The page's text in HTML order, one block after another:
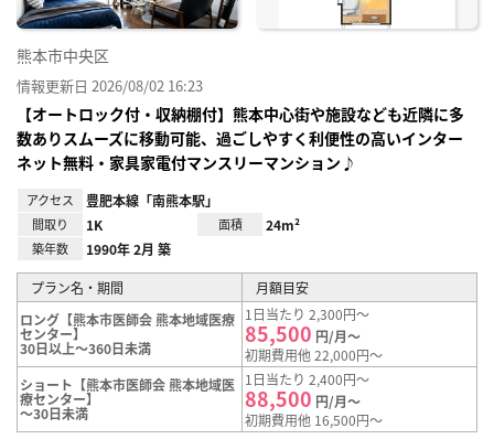
熊本市中央区
情報更新日 2026/08/02 16:23
【オートロック付・収納棚付】熊本中心街や施設なども近隣に多
数ありスムーズに移動可能、過ごしやすく利便性の高いインター
ネット無料・家具家電付マンスリーマンション♪
アクセス 豊肥本線「南熊本駅」
間取り 1K 面積 24m²
築年数 1990年 2月 築
プラン名・期間
月額目安
ロング【熊本市医師会 熊本地域医療
センター】
30日以上～360日未満
1日当たり 2,300円～
85,500 円/月～
初期費用他 22,000円～
ショート【熊本市医師会 熊本地域医
療センター】
～30日未満
1日当たり 2,400円～
88,500 円/月～
初期費用他 16,500円～